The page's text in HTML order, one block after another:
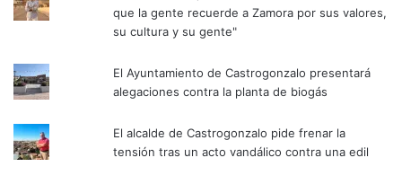
que la gente recuerde a Zamora por sus valores,
su cultura y su gente"
El Ayuntamiento de Castrogonzalo presentará
alegaciones contra la planta de biogás
El alcalde de Castrogonzalo pide frenar la
tensión tras un acto vandálico contra una edil